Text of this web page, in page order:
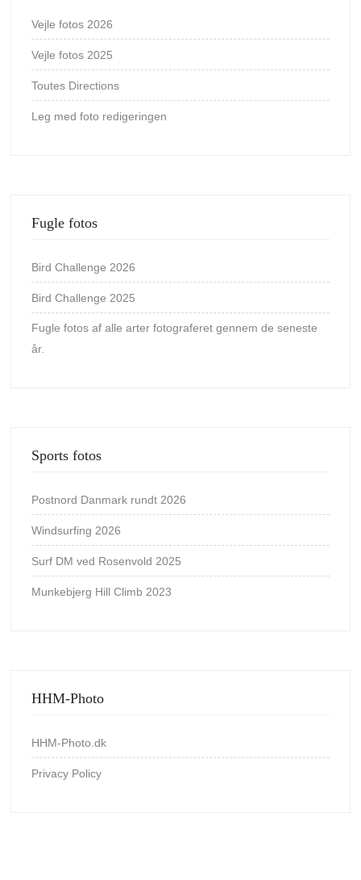
Vejle fotos 2026
Vejle fotos 2025
Toutes Directions
Leg med foto redigeringen
Fugle fotos
Bird Challenge 2026
Bird Challenge 2025
Fugle fotos af alle arter fotograferet gennem de seneste
år.
Sports fotos
Postnord Danmark rundt 2026
Windsurfing 2026
Surf DM ved Rosenvold 2025
Munkebjerg Hill Climb 2023
HHM-Photo
HHM-Photo.dk
Privacy Policy